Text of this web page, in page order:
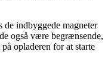
de indbyggede magneter
også være begrænsende,
opladeren for at starte